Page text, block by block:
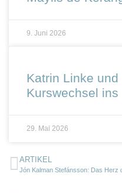
9. Juni 2026
Katrin Linke
Kurswechsel ins
29. Mai 2026
ARTIKEL